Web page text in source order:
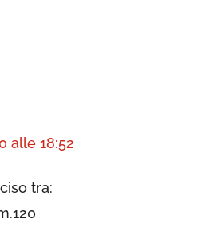
alle 18:52
tra: